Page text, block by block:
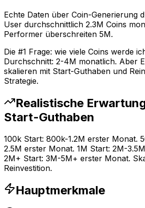
Echte Daten über Coin-Generierung
User durchschnittlich 2.3M Coins
Performer überschreiten 5M.
Die #1 Frage: wie viele Coins werde
Durchschnitt: 2-4M monatlich. Aber
skalieren mit Start-Guthaben und
Strategie.
Realistische
Start-Guthaben
100k Start: 800k-1.2M erster Monat.
2.5M erster Monat. 1M Start: 2M-
2M+ Start: 3M-5M+ erster Monat.
Reinvestition.
Hauptmerkmale